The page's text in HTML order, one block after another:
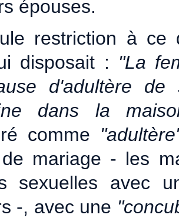
épouses.
restriction à ce
disposait : "La
d'adultère
dans la
comme
mariage - les
sexuelles avec
-, avec une